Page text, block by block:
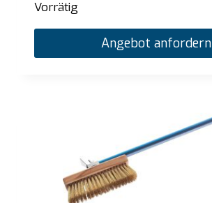
Vorrätig
Angebot anfordern